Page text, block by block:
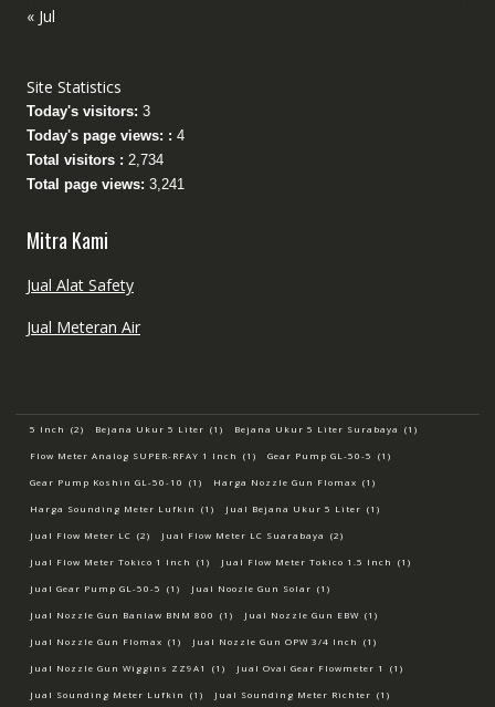
« Jul
Site Statistics
Today's visitors: 3
Today's page views: : 4
Total visitors : 2,734
Total page views: 3,241
Mitra Kami
Jual Alat Safety
Jual Meteran Air
5 Inch (2) Bejana Ukur 5 Liter (1) Bejana Ukur 5 Liter Surabaya (1)
Flow Meter Analog SUPER-RFAY 1 Inch (1) Gear Pump GL-50-5 (1)
Gear Pump Koshin GL-50-10 (1) Harga Nozzle Gun Flomax (1)
Harga Sounding Meter Lufkin (1) Jual Bejana Ukur 5 Liter (1)
Jual Flow Meter LC (2) Jual Flow Meter LC Suarabaya (2)
Jual Flow Meter Tokico 1 Inch (1) Jual Flow Meter Tokico 1.5 Inch (1)
Jual Gear Pump GL-50-5 (1) Jual Noozle Gun Solar (1)
Jual Nozzle Gun Banlaw BNM 800 (1) Jual Nozzle Gun EBW (1)
Jual Nozzle Gun Flomax (1) Jual Nozzle Gun OPW 3/4 Inch (1)
Jual Nozzle Gun Wiggins ZZ9A1 (1) Jual Oval Gear Flowmeter 1 (1)
Jual Sounding Meter Lufkin (1) Jual Sounding Meter Richter (1)